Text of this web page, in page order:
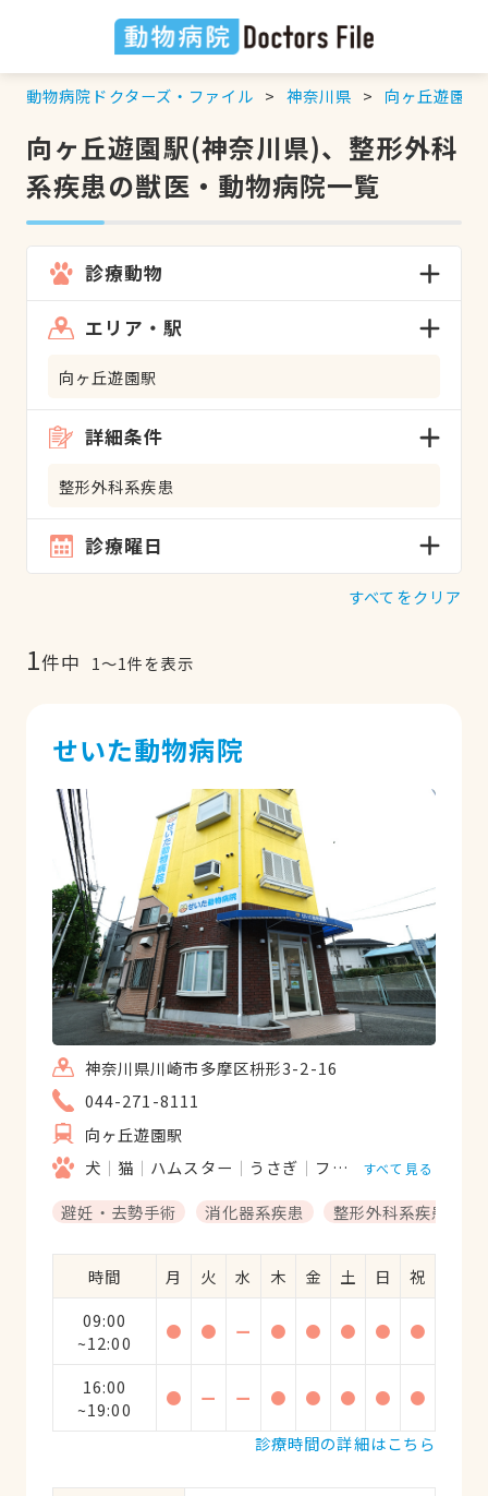
動物病院ドクターズ・ファイル 神奈川県 向ヶ丘遊園駅
向ヶ丘遊園駅(神奈川県)、整形外科
系疾患の獣医・動物病院一覧
診療動物
エリア・駅
向ヶ丘遊園駅
詳細条件
整形外科系疾患
診療曜日
すべてをクリア
1件中 1〜1件を表示
せいた動物病院
神奈川県川崎市多摩区枡形3-2-16
044-271-8111
向ヶ丘遊園駅
犬
猫 ハムスター うさぎ フェレット 鳥類
すべて見る
避妊・去勢手術 消化器系疾患 整形外科系疾患
時間 月 火 水 木 金 土 日
祝
09:00
~12:00
● ● ー ● ● ● ● ●
16:00
~19:00
● ー ー ● ● ● ●
●
診療時間の詳細はこちら